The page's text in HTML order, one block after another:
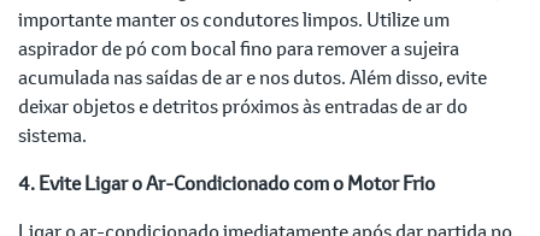
importante manter os condutores limpos. Utilize um
aspirador de pó com bocal fino para remover a sujeira
acumulada nas saídas de ar e nos dutos. Além disso, evite
deixar objetos e detritos próximos às entradas de ar do
sistema.
4. Evite Ligar o Ar-Condicionado com o Motor Frio
Ligar o ar-condicionado imediatamente após dar partida no